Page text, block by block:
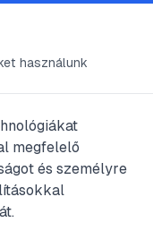
olvasás
használunk
megfelelő
és személyre